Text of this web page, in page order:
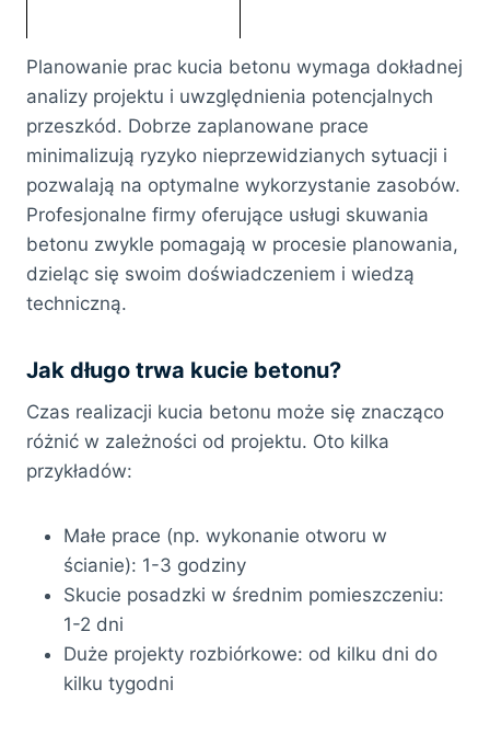
Planowanie prac kucia betonu wymaga dokładnej
analizy projektu i uwzględnienia potencjalnych
przeszkód. Dobrze zaplanowane prace
minimalizują ryzyko nieprzewidzianych sytuacji i
pozwalają na optymalne wykorzystanie zasobów.
Profesjonalne firmy oferujące usługi skuwania
betonu zwykle pomagają w procesie planowania,
dzieląc się swoim doświadczeniem i wiedzą
techniczną.
Jak długo trwa kucie betonu?
Czas realizacji kucia betonu może się znacząco
różnić w zależności od projektu. Oto kilka
przykładów:
Małe prace (np. wykonanie otworu w
ścianie): 1-3 godziny
Skucie posadzki w średnim pomieszczeniu:
1-2 dni
Duże projekty rozbiórkowe: od kilku dni do
kilku tygodni